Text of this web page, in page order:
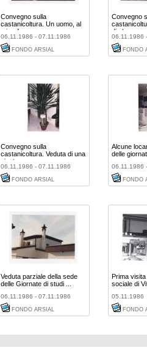
Convegno sulla
castanicoltura. Un uomo, al
microfo ...
06.11.1986 - 07.11.1986
FONDO ARSIAL
Convegno
di alcu ...
06.11.1986
FONDO
Convegno sulla
castanicoltura. Veduta di una
piant ...
06.11.1986 - 07.11.1986
FONDO ARSIAL
Alcune
delle
06.11.1986
FONDO
Veduta parziale della sede
delle Giornate di studi ...
06.11.1986 - 07.11.1986
FONDO ARSIAL
Prima
sociale di
05.11.1986
FONDO